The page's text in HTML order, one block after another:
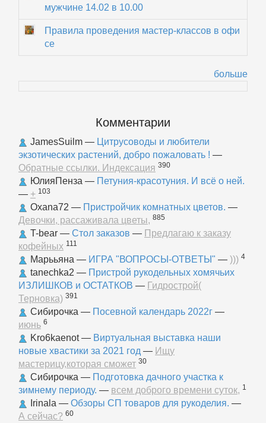
мужчине 14.02 в 10.00
Правила проведения мастер-классов в офи
се
больше
Комментарии
JamesSuilm — Цитрусоводы и любители
экзотических растений, добро пожаловать ! —
Обратные ссылки. Индексация 390
ЮлияПенза — Петуния-красотуния. И всё о ней.
— + 103
Oxana72 — Пристройчик комнатных цветов. —
Девочки, рассаживала цветы, 885
T-bear — Стол заказов — Предлагаю к заказу
кофейных 111
Марььяна — ИГРА "ВОПРОСЫ-ОТВЕТЫ" — ))) 4
tanechka2 — Пристрой рукодельных хомячьих
ИЗЛИШКОВ и ОСТАТКОВ — Гидрострой(
Терновка) 391
Сибирочка — Посевной календарь 2022г —
июнь 6
Kro6kaenot— Виртуальная выставка наши
новые хвастики за 2021 год — Ищу
мастерицу,которая сможет 30
Сибирочка — Подготовка дачного участка к
зимнему периоду. — всем доброго времени суток, 1
Irinala — Обзоры СП товаров для рукоделия. —
А сейчас? 60